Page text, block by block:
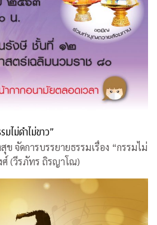
ไม่ดำไม่ขาว”
ข จัดการบรรยายธรรมเรื่อง “กรรมไม่
ศ์ (วีรภัทร ถิรญาโณ)